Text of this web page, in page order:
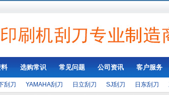
选购常识 常见问题 公司资讯 客户服务
刮刀 YAMAHA刮刀 日立刮刀 SJ刮刀 日东刮刀